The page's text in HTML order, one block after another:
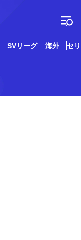
SVリーグ 海外 セ